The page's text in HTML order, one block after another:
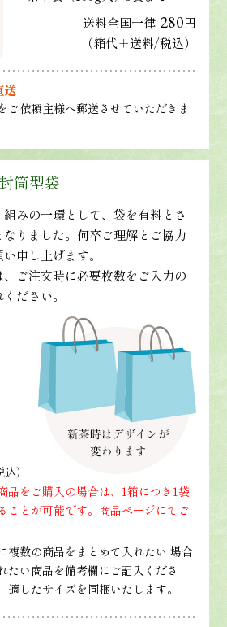
送料全国一律 280円
（箱代＋送料/税込）
送
ご依頼主様へ郵送させていただきま
筒型袋
みの一環として、袋を有料とさ
りました。何卒ご理解とご協力
申し上げます。
ご注文時に必要枚数をご入力の
ださい。
）
をご購入の場合は、1箱につき1袋
ことが可能です。商品ページにてご
複数の商品をまとめて入れたい 場合
たい商品を備考欄にご記入くださ
適したサイズを同梱いたします。